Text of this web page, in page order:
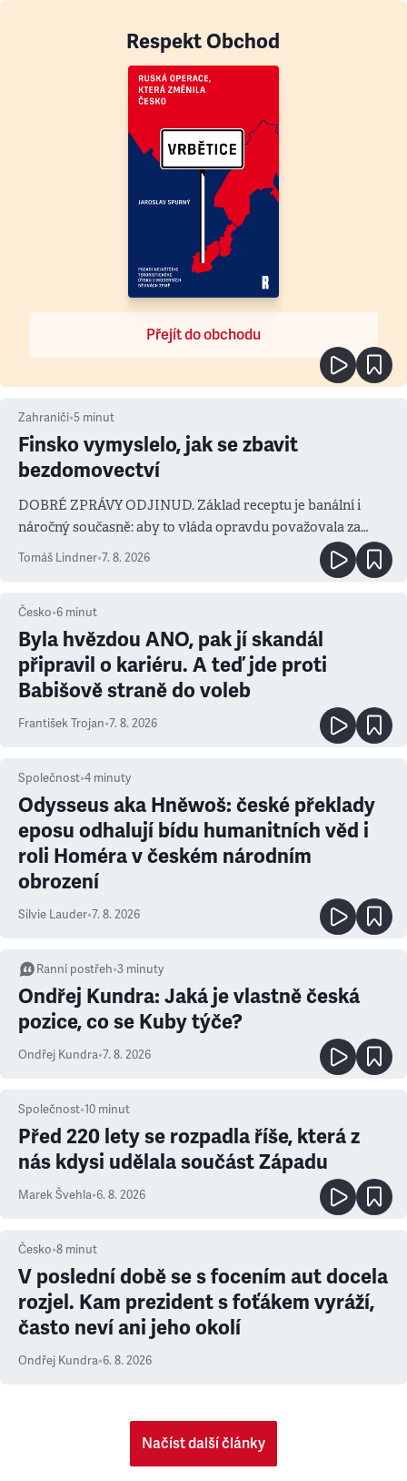
Respekt Obchod
Přejít do obchodu
Zahraničí•5 minut
Finsko vymyslelo, jak se zbavit
bezdomovectví
DOBRÉ ZPRÁVY ODJINUD. Základ receptu je banální i
náročný současně: aby to vláda opravdu považovala za
prioritu
Tomáš Lindner•7. 8. 2026
Česko•6 minut
Byla hvězdou ANO, pak jí skandál
připravil o kariéru. A teď jde proti
Babišově straně do voleb
František Trojan•7. 8. 2026
Společnost•4 minuty
Odysseus aka Hněwoš: české překlady
eposu odhalují bídu humanitních věd i
roli Homéra v českém národním
obrození
Silvie Lauder•7. 8. 2026
Ranní postřeh•3 minuty
Ondřej Kundra: Jaká je vlastně česká
pozice, co se Kuby týče?
Ondřej Kundra•7. 8. 2026
Společnost•10 minut
Před 220 lety se rozpadla říše, která z
nás kdysi udělala součást Západu
Marek Švehla•6. 8. 2026
Česko•8 minut
V poslední době se s focením aut docela
rozjel. Kam prezident s foťákem vyráží,
často neví ani jeho okolí
Ondřej Kundra•6. 8. 2026
Načíst další články